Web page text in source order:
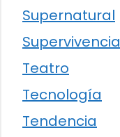
Supernatural
Supervivencia
Teatro
Tecnología
Tendencia